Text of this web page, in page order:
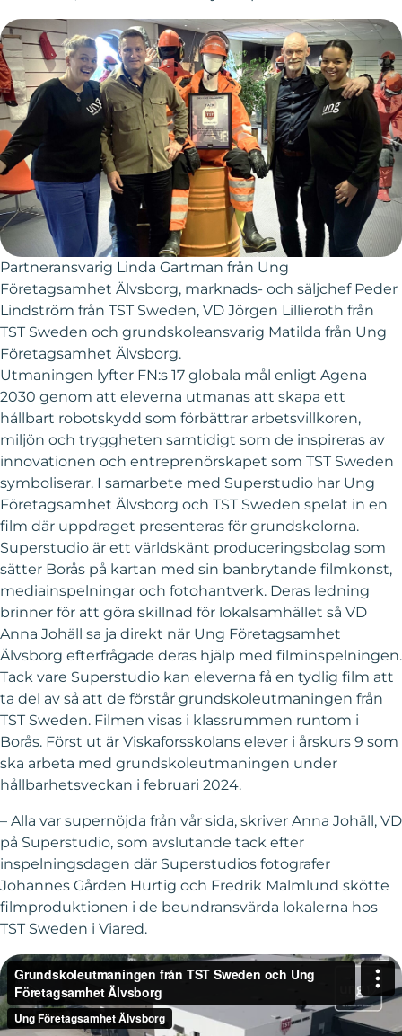
Partneransvarig Linda Gartman från Ung
Företagsamhet Älvsborg, marknads- och säljchef Peder
Lindström från TST Sweden, VD Jörgen Lillieroth från
TST Sweden och grundskoleansvarig Matilda från Ung
Företagsamhet Älvsborg.
Utmaningen lyfter FN:s 17 globala mål enligt Agena
2030 genom att eleverna utmanas att skapa ett
hållbart robotskydd som förbättrar arbetsvillkoren,
miljön och tryggheten samtidigt som de inspireras av
innovationen och entreprenörskapet som TST Sweden
symboliserar. I samarbete med Superstudio har Ung
Företagsamhet Älvsborg och TST Sweden spelat in en
film där uppdraget presenteras för grundskolorna.
Superstudio är ett världskänt produceringsbolag som
sätter Borås på kartan med sin banbrytande filmkonst,
mediainspelningar och fotohantverk. Deras ledning
brinner för att göra skillnad för lokalsamhället så VD
Anna Johäll sa ja direkt när Ung Företagsamhet
Älvsborg efterfrågade deras hjälp med filminspelningen.
Tack vare Superstudio kan eleverna få en tydlig film att
ta del av så att de förstår grundskoleutmaningen från
TST Sweden. Filmen visas i klassrummen runtom i
Borås. Först ut är Viskaforsskolans elever i årskurs 9 som
ska arbeta med grundskoleutmaningen under
hållbarhetsveckan i februari 2024.
– Alla var supernöjda från vår sida, skriver Anna Johäll, VD
på Superstudio, som avslutande tack efter
inspelningsdagen där Superstudios fotografer
Johannes Gården Hurtig och Fredrik Malmlund skötte
filmproduktionen i de beundransvärda lokalerna hos
TST Sweden i Viared.